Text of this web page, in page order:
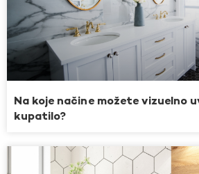
Na koje načine možete vizuelno
kupatilo?